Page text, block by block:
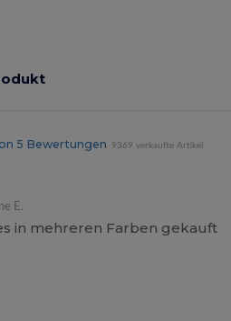
5 Bewertungen 9369 verkaufte Artikel
E.
in mehreren Farben gekauft